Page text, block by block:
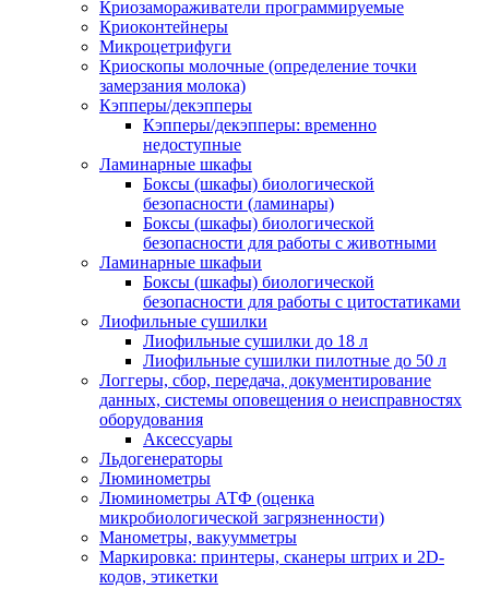
Криозамораживатели программируемые
Криоконтейнеры
Микроцетрифуги
Криоскопы молочные (определение точки
замерзания молока)
Кэпперы/декэпперы
Кэпперы/декэпперы: временно
недоступные
Ламинарные шкафы
Боксы (шкафы) биологической
безопасности (ламинары)
Боксы (шкафы) биологической
безопасности для работы с животными
Ламинарные шкафыи
Боксы (шкафы) биологической
безопасности для работы с цитостатиками
Лиофильные сушилки
Лиофильные сушилки до 18 л
Лиофильные сушилки пилотные до 50 л
Логгеры, сбор, передача, документирование
данных, системы оповещения о неисправностях
оборудования
Аксессуары
Льдогенераторы
Люминометры
Люминометры АТФ (оценка
микробиологической загрязненности)
Манометры, вакуумметры
Маркировка: принтеры, сканеры штрих и 2D-
кодов, этикетки